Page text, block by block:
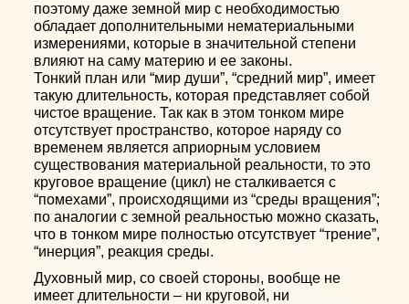
поэтому даже земной мир с необходимостью
обладает дополнительными нематериальными
измерениями, которые в значительной степени
влияют на саму материю и ее законы.
Тонкий план или “мир души”, “средний мир”, имеет
такую длительность, которая представляет собой
чистое вращение. Так как в этом тонком мире
отсутствует пространство, которое наряду со
временем является априорным условием
существования материальной реальности, то это
круговое вращение (цикл) не сталкивается с
“помехами”, происходящими из “среды вращения”;
по аналогии с земной реальностью можно сказать,
что в тонком мире полностью отсутствует “трение”,
“инерция”, реакция среды.
Духовный мир, со своей стороны, вообще не
имеет длительности – ни круговой, ни